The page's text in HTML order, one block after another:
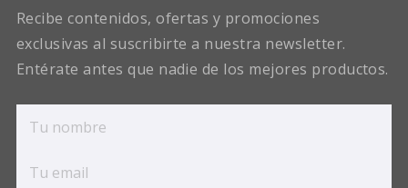
Recibe contenidos, ofertas y promociones
exclusivas al suscribirte a nuestra newsletter.
Entérate antes que nadie de los mejores productos.